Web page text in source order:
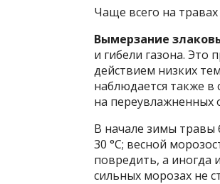
Чаще всего на
Вымерзание
и гибели газона. Это
действием низких
наблюдается также
на переувлажненных
В начале зимы
30 °С; весной
повредить, а иногда
сильных морозах не